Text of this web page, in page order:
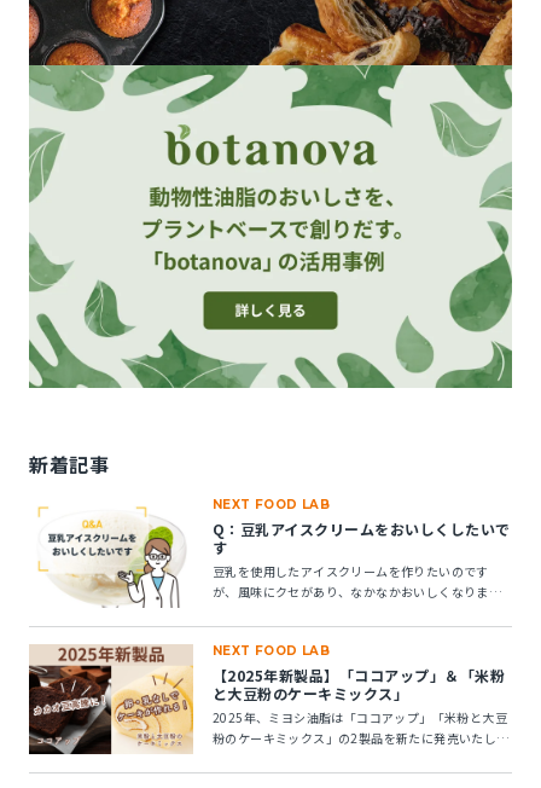
新着記事
NEXT FOOD LAB
Q：豆乳アイスクリームをおいしくしたいで
す
豆乳を使用したアイスクリームを作りたいのです
が、風味にクセがあり、なかなかおいしくなりませ
NEXT FOOD LAB
【2025年新製品】「ココアップ」＆「米粉
と大豆粉のケーキミックス」
2025年、ミヨシ油脂は「ココアップ」「米粉と大豆
粉のケーキミックス」の2製品を新たに発売いたしま